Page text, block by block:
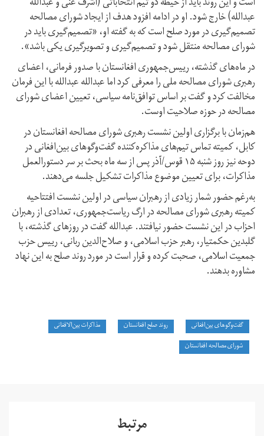
عبدالله) خارج شود. او در ادامه افزود هدف از ایجاد شورای مصالحه
تصمیم‌گیری در مورد صلح است که به گفته او، «تصمیم‌گیری باید در
شورای مصالحه منتقل شود و تصمیم‌گیری و تصویرگیری یکی باشد».
در ماه‌های گذشته، رییس‌جمهوری افغانستان با صدور فرمانی، اعضای
رهبری شورای مصالحه ملی را معرفی کرد اما عبدالله عبدالله با این فرمان
مخالفت کرد و گفت بر اساس توافق‌نامه سیاسی، تعیین اعضای شورای
مصالحه در حوزه صلاحیت‌ اوست.
هم‌زمان با برگزاری اولین نشست رهبری شورای مصالحه افغانستان در
کابل، کمیته تماس تیم‌های مذاکره‌کننده گفت‌و‌گوهای بین‌افغانی در
دوحه نیز روز شنبه ۱۵ قوس/آذر پس از سه ماه بحث بر سر دستورالعمل
مذاکرات، برای تعیین موضوع مذاکرات تشکیل جلسه می‌دهند.
به‌رغم حضور شمار زیادی از رهبران سیاسی در اولین نشست افتتاحیه
کمیته رهبری شورای مصالحه در ارگ ریاست‌جمهوری، تعدادی از رهبران
احزاب در این نشست حضور نیافتند. عبدالله گفت در روزهای گذشته، با
گلبدین حکمتیار، رهبر حزب اسلامی، و صلاح‌الدین ربانی، رییس حزب
جمعیت اسلامی، صحبت کرده و قرار است در مورد روند صلح به این نهاد
مشاوره بدهند.
گفت‌وگوهای بین‌افغانی روند صلح افغانستان
مذاکرات بین‌‌الافغانی
شورای مصالحه افغانستان
مرتبط